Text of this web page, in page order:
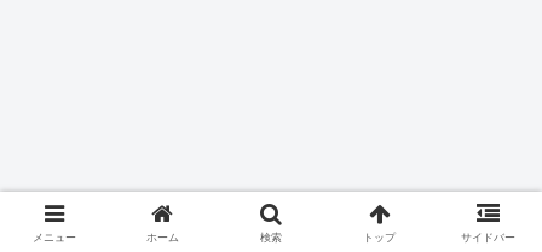
メニュー ホーム 検索 トップ サイドバー